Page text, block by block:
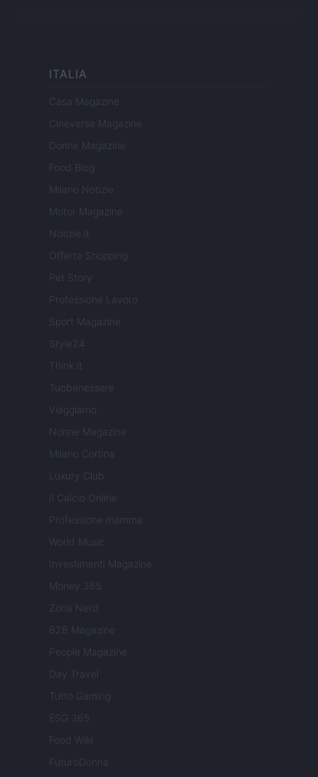
ITALIA
Casa Magazine
Cineverse Magazine
Donne Magazine
Food Blog
Milano Notizie
Motor Magazine
Notizie.it
Offerte Shopping
Pet Story
Professione Lavoro
Sport Magazine
Style24
Think.it
Tuobenessere
Viaggiamo
Nonne Magazine
Milano Cortina
Luxury Club
Il Calcio Online
Professione mamma
World Music
Investimenti Magazine
Money 365
Zona Nerd
B2B Magazine
People Magazine
Day Travel
Tutto Gaming
ESG 365
Food Wiki
FuturoDonna